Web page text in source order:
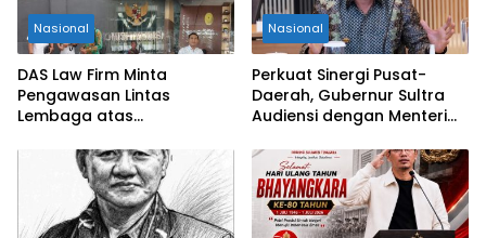
Nasional
DAS Law Firm Minta
Pengawasan Lintas
Lembaga atas
Objek Sengketa di
Pengadilan Negeri Jakarta
Nasional
Perkuat Sinergi Pusat-
Daerah, Gubernur Sultra
Audiensi dengan Menteri